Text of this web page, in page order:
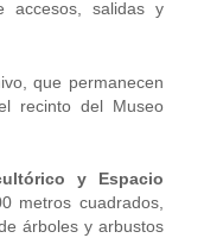
accesos, salidas y
que permanecen
recinto del Museo
y Espacio
metros cuadrados,
árboles y arbustos